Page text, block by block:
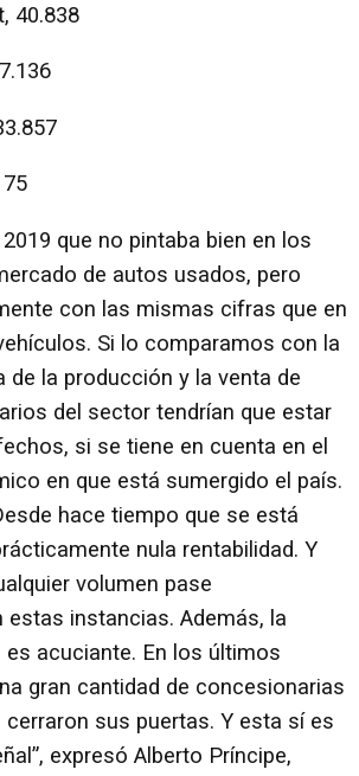
40.838
que no pintaba bien en los
de autos usados, pero
con las mismas cifras que en
Si lo comparamos con la
de la producción y la venta de
del sector tendrían que estar
si se tiene en cuenta en el
en que está sumergido el país.
hace tiempo que se está
nula rentabilidad. Y
volumen pase
estas instancias. Además, la
acuciante. En los últimos
gran cantidad de concesionarias
sus puertas. Y esta sí es
expresó Alberto Príncipe,